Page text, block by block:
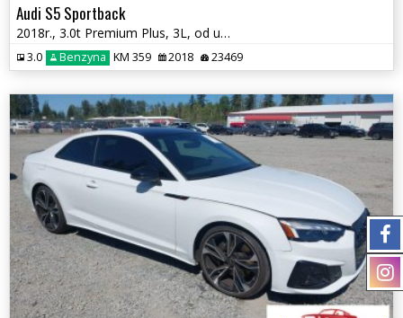
Audi S5 Sportback
2018r., 3.0t Premium Plus, 3L, od ubezpieczalni
3.0 Benzyna KM 359 2018 23469